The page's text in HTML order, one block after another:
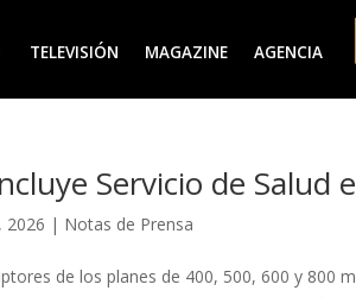
TELEVISIÓN MAGAZINE AGENCIA
Servicio de Salud
2026 | Notas de Prensa
de los planes de 400, 500, 600 y 800